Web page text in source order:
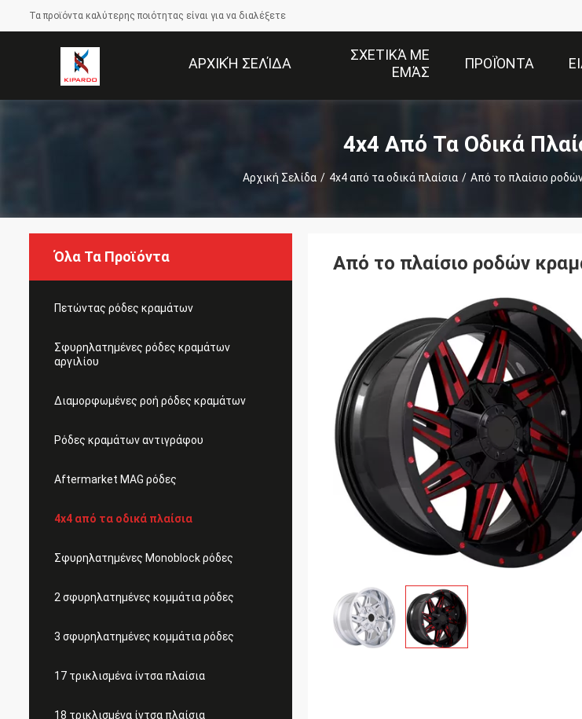
Τα προϊόντα καλύτερης ποιότητας είναι για να διαλέξετε
ΑΡΧΙΚΉ ΣΕΛΊΔΑ
ΣΧΕΤΙΚΆ ΜΕ
ΕΜΆΣ
ΠΡΟΪΌΝΤΑ
4x4 Από Τα Οδικά
Αρχική Σελίδα / 4x4 από τα οδικά πλαίσια / Από το πλαίσιο
Όλα Τα Προϊόντα
Πετώντας ρόδες κραμάτων
Σφυρηλατημένες ρόδες κραμάτων
αργιλίου
Διαμορφωμένες ροή ρόδες κραμάτων
Ρόδες κραμάτων αντιγράφου
Aftermarket MAG ρόδες
4x4 από τα οδικά πλαίσια
Σφυρηλατημένες Monoblock ρόδες
2 σφυρηλατημένες κομμάτια ρόδες
3 σφυρηλατημένες κομμάτια ρόδες
17 τρικλισμένα ίντσα πλαίσια
18 τρικλισμένα ίντσα πλαίσια
Από το πλαίσιο ροδών